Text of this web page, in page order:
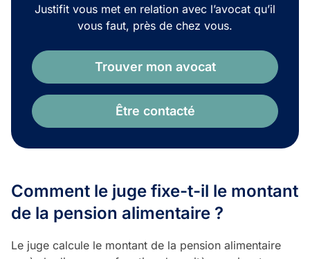
Justifit vous met en relation avec l’avocat qu’il
vous faut, près de chez vous.
Trouver mon avocat
Être contacté
Comment le juge fixe-t-il le montant
de la pension alimentaire ?
Le juge calcule le montant de la pension alimentaire